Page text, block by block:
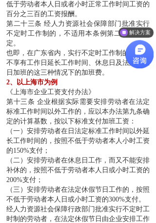
低于劳动者本人日或者小时正常工作时间工资的
百分之三百的工资报酬。
第二十三条 经人力资源社会保障部门批准实行
不定时工作制的，不适用本条例第二十条的规
定。
也即，在广东省内，实行不定时工作制的员工，
不享有工作日延长工作时间、休息日及法定节假
日加班的这三种情况下的加班费。
2、以上海市为例
《上海市企业工资支付办法》
第十三条 企业根据实际需要安排劳动者在法定
标准工作时间以外工作的，应以本办法第九条确
定的计算基数，按以下标准支付加班工资：
（一）安排劳动者在日法定标准工作时间以外延
长工作时间的，按照不低于劳动者本人小时工资
的150%支付；
（二）安排劳动者在休息日工作，而又不能安排
补休的，按照不低于劳动者本人日或小时工资的
200%支付；
（三）安排劳动者在法定休假节日工作的，按照
不低于劳动者本人日或小时工资的300%支付。
经人力资源社会保障行政部门批准实行不定时工
时制的劳动者，在法定休假节日由企业安排工作
解决方案